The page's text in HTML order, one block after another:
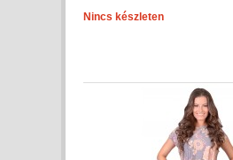
Nincs készleten